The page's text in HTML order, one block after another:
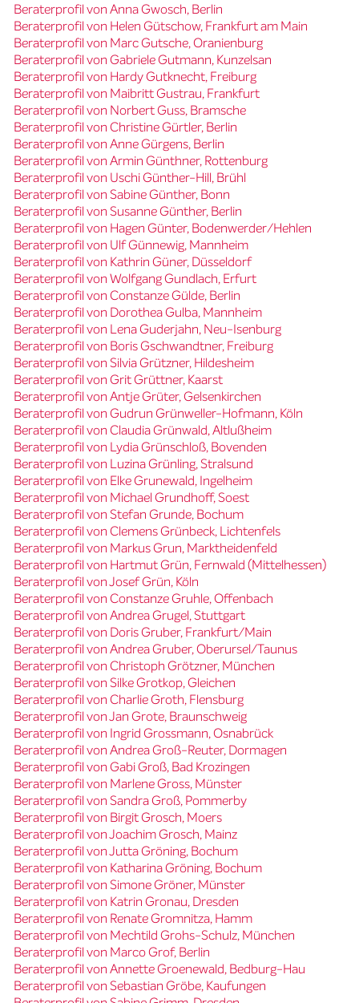
Beraterprofil von Anna Gwosch, Berlin
Beraterprofil von Helen Gütschow, Frankfurt am Main
Beraterprofil von Marc Gutsche, Oranienburg
Beraterprofil von Gabriele Gutmann, Kunzelsan
Beraterprofil von Hardy Gutknecht, Freiburg
Beraterprofil von Maibritt Gustrau, Frankfurt
Beraterprofil von Norbert Guss, Bramsche
Beraterprofil von Christine Gürtler, Berlin
Beraterprofil von Anne Gürgens, Berlin
Beraterprofil von Armin Günthner, Rottenburg
Beraterprofil von Uschi Günther-Hill, Brühl
Beraterprofil von Sabine Günther, Bonn
Beraterprofil von Susanne Günther, Berlin
Beraterprofil von Hagen Günter, Bodenwerder/Hehlen
Beraterprofil von Ulf Günnewig, Mannheim
Beraterprofil von Kathrin Güner, Düsseldorf
Beraterprofil von Wolfgang Gundlach, Erfurt
Beraterprofil von Constanze Gülde, Berlin
Beraterprofil von Dorothea Gulba, Mannheim
Beraterprofil von Lena Guderjahn, Neu-Isenburg
Beraterprofil von Boris Gschwandtner, Freiburg
Beraterprofil von Silvia Grützner, Hildesheim
Beraterprofil von Grit Grüttner, Kaarst
Beraterprofil von Antje Grüter, Gelsenkirchen
Beraterprofil von Gudrun Grünweller-Hofmann, Köln
Beraterprofil von Claudia Grünwald, Altlußheim
Beraterprofil von Lydia Grünschloß, Bovenden
Beraterprofil von Luzina Grünling, Stralsund
Beraterprofil von Elke Grunewald, Ingelheim
Beraterprofil von Michael Grundhoff, Soest
Beraterprofil von Stefan Grunde, Bochum
Beraterprofil von Clemens Grünbeck, Lichtenfels
Beraterprofil von Markus Grun, Marktheidenfeld
Beraterprofil von Hartmut Grün, Fernwald (Mittelhessen)
Beraterprofil von Josef Grün, Köln
Beraterprofil von Constanze Gruhle, Offenbach
Beraterprofil von Andrea Grugel, Stuttgart
Beraterprofil von Doris Gruber, Frankfurt/Main
Beraterprofil von Andrea Gruber, Oberursel/Taunus
Beraterprofil von Christoph Grötzner, München
Beraterprofil von Silke Grotkop, Gleichen
Beraterprofil von Charlie Groth, Flensburg
Beraterprofil von Jan Grote, Braunschweig
Beraterprofil von Ingrid Grossmann, Osnabrück
Beraterprofil von Andrea Groß-Reuter, Dormagen
Beraterprofil von Gabi Groß, Bad Krozingen
Beraterprofil von Marlene Gross, Münster
Beraterprofil von Sandra Groß, Pommerby
Beraterprofil von Birgit Grosch, Moers
Beraterprofil von Joachim Grosch, Mainz
Beraterprofil von Jutta Gröning, Bochum
Beraterprofil von Katharina Gröning, Bochum
Beraterprofil von Simone Gröner, Münster
Beraterprofil von Katrin Gronau, Dresden
Beraterprofil von Renate Gromnitza, Hamm
Beraterprofil von Mechtild Grohs-Schulz, München
Beraterprofil von Marco Grof, Berlin
Beraterprofil von Annette Groenewald, Bedburg-Hau
Beraterprofil von Sebastian Gröbe, Kaufungen